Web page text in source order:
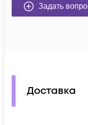
Задать
Доставка